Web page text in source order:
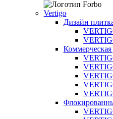
Vertigo
Дизайн